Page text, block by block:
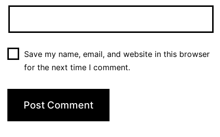
Save my name, email, and website in this browser
for the next time I comment.